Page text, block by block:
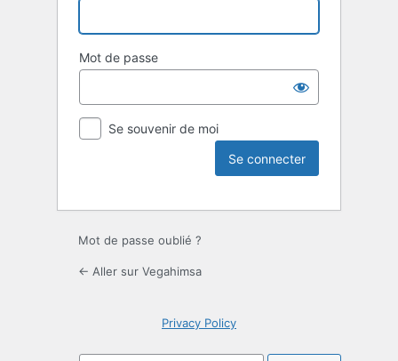
Mot de passe
Se souvenir de moi
Mot de passe oublié ?
← Aller sur Vegahimsa
Privacy Policy